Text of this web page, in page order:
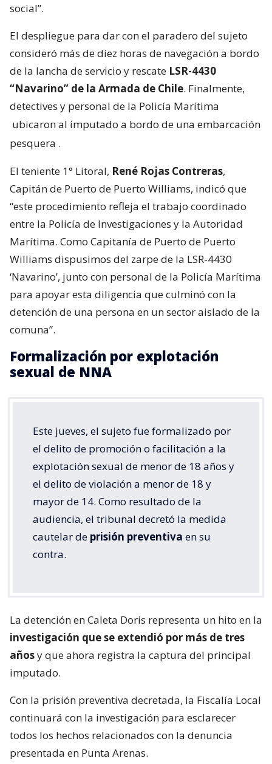
social”.
El despliegue para dar con el paradero del sujeto
consideró más de diez horas de navegación a bordo
de la lancha de servicio y rescate LSR-4430
“Navarino” de la Armada de Chile. Finalmente,
detectives y personal de la Policía Marítima
ubicaron al imputado a bordo de una embarcación
pesquera .
El teniente 1° Litoral, René Rojas Contreras,
Capitán de Puerto de Puerto Williams, indicó que
“este procedimiento refleja el trabajo coordinado
entre la Policía de Investigaciones y la Autoridad
Marítima. Como Capitanía de Puerto de Puerto
Williams dispusimos del zarpe de la LSR-4430
‘Navarino’, junto con personal de la Policía Marítima
para apoyar esta diligencia que culminó con la
detención de una persona en un sector aislado de la
comuna”.
Formalización por explotación
sexual de NNA
Este jueves, el sujeto fue formalizado por
el delito de promoción o facilitación a la
explotación sexual de menor de 18 años y
el delito de violación a menor de 18 y
mayor de 14. Como resultado de la
audiencia, el tribunal decretó la medida
cautelar de prisión preventiva en su
contra.
La detención en Caleta Doris representa un hito en la
investigación que se extendió por más de tres
añosy que ahora registra la captura del principal
imputado.
Con la prisión preventiva decretada, la Fiscalía Local
continuará con la investigación para esclarecer
todos los hechos relacionados con la denuncia
presentada en Punta Arenas.